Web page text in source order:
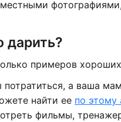
дарить?
примеров
потратиться, а ваша
найти ее по этому
фильмы,